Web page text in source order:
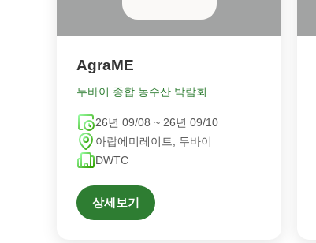
AgraME
두바이 종합 농수산 박람회
26년 09/08 ~ 26년 09/10
아랍에미레이트, 두바이
DWTC
상세보기